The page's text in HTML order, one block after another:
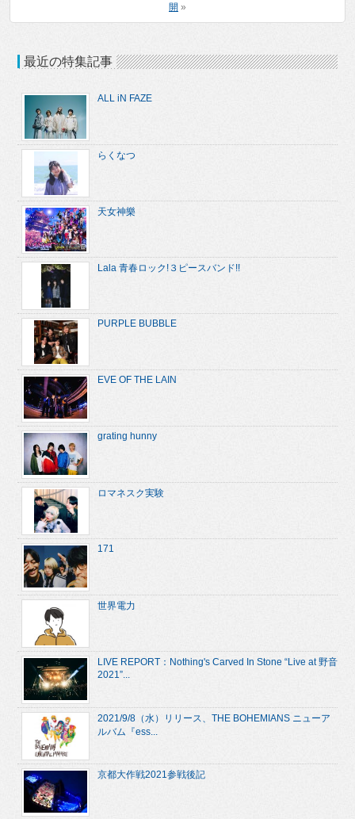
開 »
最近の特集記事
ALL iN FAZE
らくなつ
天女神樂
Lala 青春ロック!３ピースバンド!!
PURPLE BUBBLE
EVE OF THE LAIN
grating hunny
ロマネスク実験
171
世界電力
LIVE REPORT：Nothing's Carved In Stone “Live at 野音
2021”...
2021/9/8（水）リリース、THE BOHEMIANS ニューア
ルバム『ess...
京都大作戦2021参戦後記